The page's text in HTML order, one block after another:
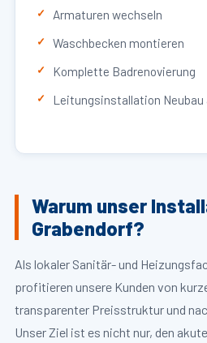
Armaturen wechseln
Waschbecken montieren
Komplette Badrenovierung
Leitungsinstallation Neubau
Warum unser
Grabendorf?
Als lokaler Sanitär- und
profitieren unsere Kunden von
transparenter Preisstruktur und
Unser Ziel ist es nicht nur, den